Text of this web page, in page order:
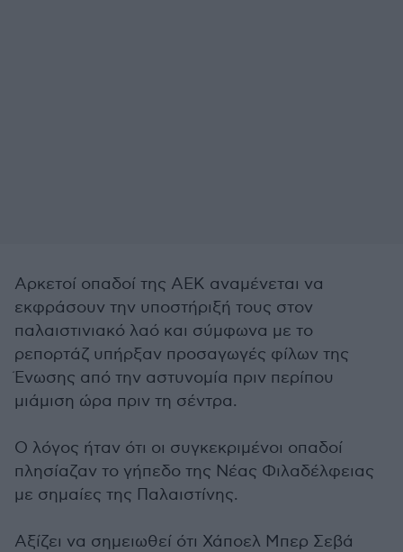
Αρκετοί οπαδοί της ΑΕΚ αναμένεται να
εκφράσουν την υποστήριξή τους στον
παλαιστινιακό λαό και σύμφωνα με το
ρεπορτάζ υπήρξαν προσαγωγές φίλων της
Ένωσης από την αστυνομία πριν περίπου
μιάμιση ώρα πριν τη σέντρα.
Ο λόγος ήταν ότι οι συγκεκριμένοι οπαδοί
πλησίαζαν το γήπεδο της Νέας Φιλαδέλφειας
με σημαίες της Παλαιστίνης.
Αξίζει να σημειωθεί ότι Χάποελ Μπερ Σεβά